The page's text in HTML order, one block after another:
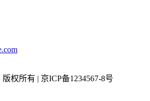
权所有 | 京ICP备1234567-8号